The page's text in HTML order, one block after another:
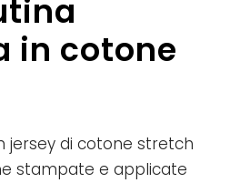
in cotone
jersey di cotone stretch
stampate e applicate